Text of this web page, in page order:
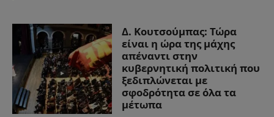
Δ. Κουτσούμπας: Τώρα
είναι η ώρα της μάχης
απέναντι στην
κυβερνητική πολιτική που
ξεδιπλώνεται με
σφοδρότητα σε όλα τα
μέτωπα